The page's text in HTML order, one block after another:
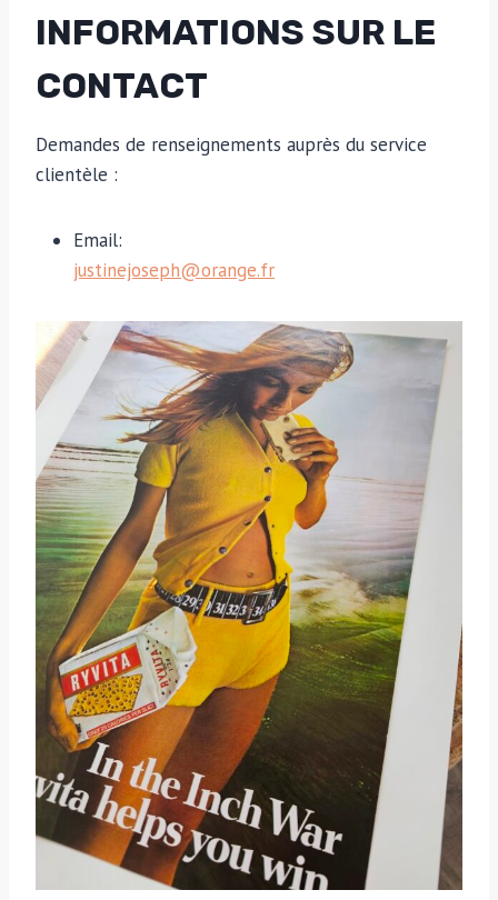
INFORMATIONS SUR LE
CONTACT
Demandes de renseignements auprès du service
clientèle :
Email:
justinejoseph@orange.fr